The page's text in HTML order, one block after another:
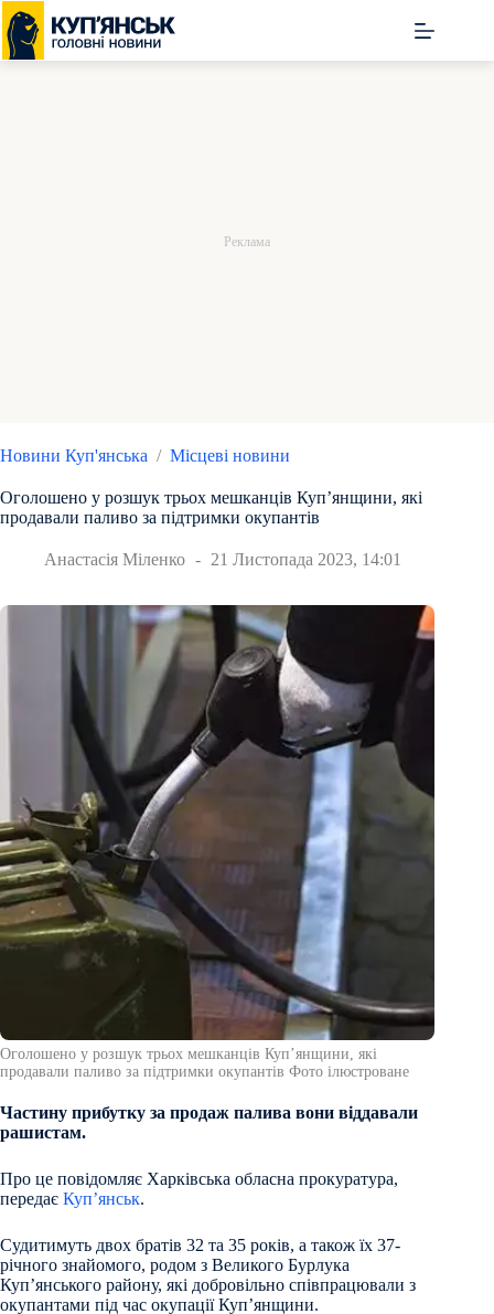
Перейти
до
вмісту
Новини Куп'янська / Місцеві новини
Оголошено у розшук трьох мешканців Купʼянщини, які
продавали паливо за підтримки окупантів
Анастасія Міленко 21 Листопада 2023, 14:01
Оголошено у розшук трьох мешканців Купʼянщини, які
продавали паливо за підтримки окупантів Фото ілюстроване
Частину прибутку за продаж палива вони віддавали
рашистам.
Про це повідомляє Харківська обласна прокуратура,
передає Куп’янськ.
Судитимуть двох братів 32 та 35 років, а також їх 37-
річного знайомого, родом з Великого Бурлука
Купʼянського району, які добровільно співпрацювали з
окупантами під час окупації Купʼянщини.